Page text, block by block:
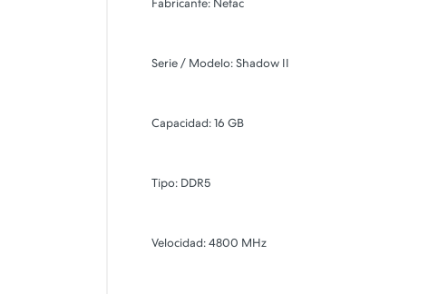
Fabricante: Netac
Serie / Modelo: Shadow II
Capacidad: 16 GB
Tipo: DDR5
Velocidad: 4800 MHz